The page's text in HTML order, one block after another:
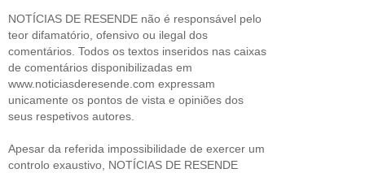
NOTÍCIAS DE RESENDE não é responsável pelo
teor difamatório, ofensivo ou ilegal dos
comentários. Todos os textos inseridos nas caixas
de comentários disponibilizadas em
www.noticiasderesende.com expressam
unicamente os pontos de vista e opiniões dos
seus respetivos autores.
Apesar da referida impossibilidade de exercer um
controlo exaustivo, NOTÍCIAS DE RESENDE